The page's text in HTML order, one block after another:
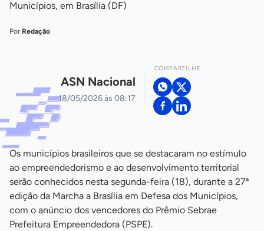
Municípios, em Brasília (DF)
Por Redação
ASN Nacional
18/05/2026 às 08:17
COMPARTILHE
Os municípios brasileiros que se destacaram no estímulo
ao empreendedorismo e ao desenvolvimento territorial
serão conhecidos nesta segunda-feira (18), durante a 27ª
edição da Marcha a Brasília em Defesa dos Municípios,
com o anúncio dos vencedores do Prêmio Sebrae
Prefeitura Empreendedora (PSPE).